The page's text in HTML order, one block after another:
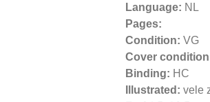
Language: NL
Pages:
Condition: VG
Cover
Binding: HC
Illustrated: vele